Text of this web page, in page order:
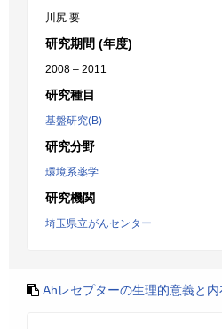
川尻 要
研究期間 (年度)
2008 – 2011
研究種目
基盤研究(B)
研究分野
環境系薬学
研究機関
埼玉県立がんセンター
Ahレセプターの生理的意義と